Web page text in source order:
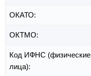
ОКАТО:
ОКТМО:
Код ИФНС (физические
лица):